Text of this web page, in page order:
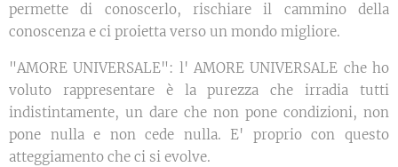
permette di conoscerlo, rischiare il cammino della
conoscenza e ci proietta verso un mondo migliore.
"AMORE UNIVERSALE": l' AMORE UNIVERSALE che ho
voluto rappresentare è la purezza che irradia tutti
indistintamente, un dare che non pone condizioni, non
pone nulla e non cede nulla. E' proprio con questo
atteggiamento che ci si evolve.